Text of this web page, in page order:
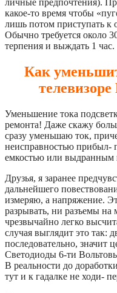
личные предпочтения).
какое-то время чтобы
лишь потом приступать к
Обычно требуется около
терпения и выждать 1 час.
Как
Уменьшение тока
ремонта! Даже скажу
сразу уменьшаю ток,
неисправностью прибыл-
емкостью или выдранным
Друзья, я заранее
дальнейшего
измеряю, а напряжение.
разрывать, ни разъемы на
чрезвычайно легко
случая выглядит это так:
последовательно, значит
Светодиоды 6-ти
В реальности до
тут и к гадалке не ходи-